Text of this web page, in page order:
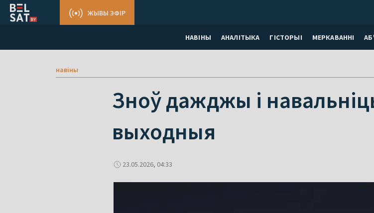
НАВІНЫ АНАЛІТЫКА ГІСТОРЫІ МЕРКАВАННI
ЖЫВЫ ЭФІР
навіны
Зноў дажджы і
выходныя
23.05.2026, 04:33